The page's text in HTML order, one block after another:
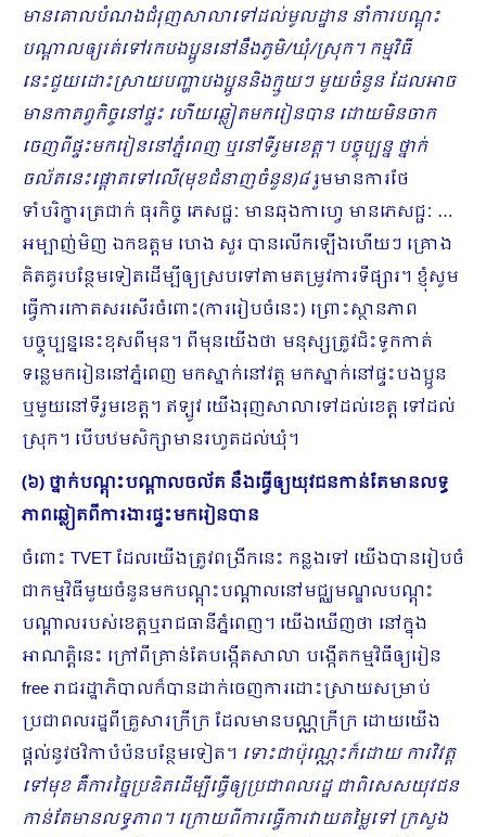
មានគោលបំណងជំរុញសាលាទៅដល់មូលដ្ឋាន នាំការបណ្ដុះ
បណ្ដាលឲ្យរត់ទៅរកបងប្អូននៅនឹងភូមិ/ឃុំ/ស្រុក។ កម្មវិធី
នេះជួយដោះស្រាយបញ្ហាបងប្អូននិងក្មួយៗ មួយចំនួន ដែលអាច
មានកាតព្វកិច្ចនៅផ្ទះ ហើយឆ្លៀតមករៀនបាន ដោយមិនចាក
ចេញពីផ្ទះមករៀននៅភ្នំពេញ ឬនៅទីរួមខេត្ត​។ បច្ចុប្បន្ន ថ្នាក់
ចល័តនេះផ្ដោតទៅលើ(មុខជំនាញចំនួន)៨រួមមានការថែ​
ទាំបរិក្ខារត្រជាក់ ធុរកិច្ច ភេសជ្ជៈ មានឆុងកាហ្វេ មានភេសជ្ជៈ …
អម្បាញ់មិញ ឯកឧត្តម ហេង សួរ បានលើកឡើងហើយៗ គ្រោង
គិតគូរបន្ថែមទៀតដើម្បីឲ្យស្របទៅតាមតម្រូវការទីផ្សារ។ ខ្ញុំសូម
ធ្វើការកោតសរសើរចំពោះ(ការរៀបចំនេះ) ព្រោះស្ថានភាព
បច្ចុប្បន្ននេះខុសពីមុន។ ពីមុនយើងថា មនុស្សត្រូវជិះទូកកាត់
ទន្លេមករៀននៅភ្នំពេញ មកស្នាក់នៅវត្ត មកស្នាក់នៅផ្ទះបងប្អូន
ឬមួយនៅទីរួមខេត្ត។ ឥឡូវ យើងរុញសាលាទៅដល់ខេត្ត ទៅដល់
ស្រុក។ បើបឋមសិក្សាមានរហូតដល់ឃុំ។
(៦) ថ្នាក់បណ្ដុះបណ្ដាលចល័ត នឹងធ្វើឲ្យយុវជនកាន់តែមានលទ្ធ
ភាពឆ្លៀតពីការងារផ្ទះមករៀនបាន
ចំពោះ TVET ដែលយើងត្រូវពង្រីកនេះ កន្លងទៅ យើងបានរៀបចំ
ជាកម្មវិធីមួយចំនួនមកបណ្ដុះបណ្ដាលនៅមជ្ឈមណ្ឌលបណ្ដុះ
បណ្ដាលរបស់ខេត្តឬរាជធានីភ្នំពេញ។ យើងឃើញថា នៅក្នុង
អាណត្តិនេះ ក្រៅពីគ្រាន់តែបង្កើតសាលា បង្កើតកម្មវិធីឲ្យរៀន
free រាជរដ្ឋាភិបាលក៏បានដាក់ចេញការដោះស្រាយសម្រាប់
ប្រជាពលរដ្ឋពីគ្រួសារក្រីក្រ ដែលមានបណ្ណក្រីក្រ ដោយយើង
ផ្ដល់នូវថវិកាបំប៉នបន្ថែមទៀត។ ទោះជាប៉ុណ្ណេះក៏ដោយ ការវិវត្ត
ទៅមុខ គឺការច្នៃប្រឌិតដើម្បីធ្វើឲ្យប្រជាពលរដ្ឋ ជាពិសេសយុវជន
កាន់តែមានលទ្ធភាព។ ក្រោយពីការធ្វើការវាយតម្លៃទៅ ក្រសួង